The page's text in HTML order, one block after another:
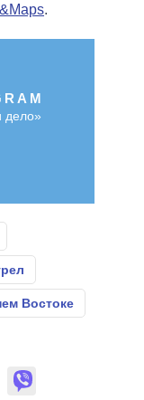
.
дело»
Востоке